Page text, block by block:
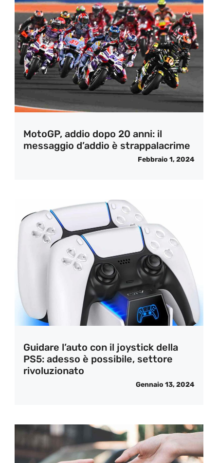
MotoGP, addio dopo 20 anni: il
messaggio d’addio è strappalacrime
Febbraio 1, 2024
Guidare l’auto con il joystick della
PS5: adesso è possibile, settore
rivoluzionato
Gennaio 13, 2024